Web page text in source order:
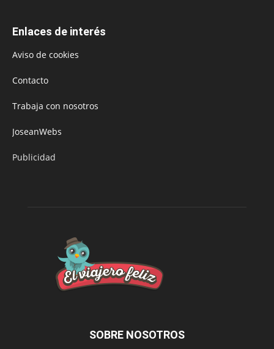
Enlaces de interés
Aviso de cookies
Contacto
Trabaja con nosotros
JoseanWebs
Publicidad
SOBRE NOSOTROS